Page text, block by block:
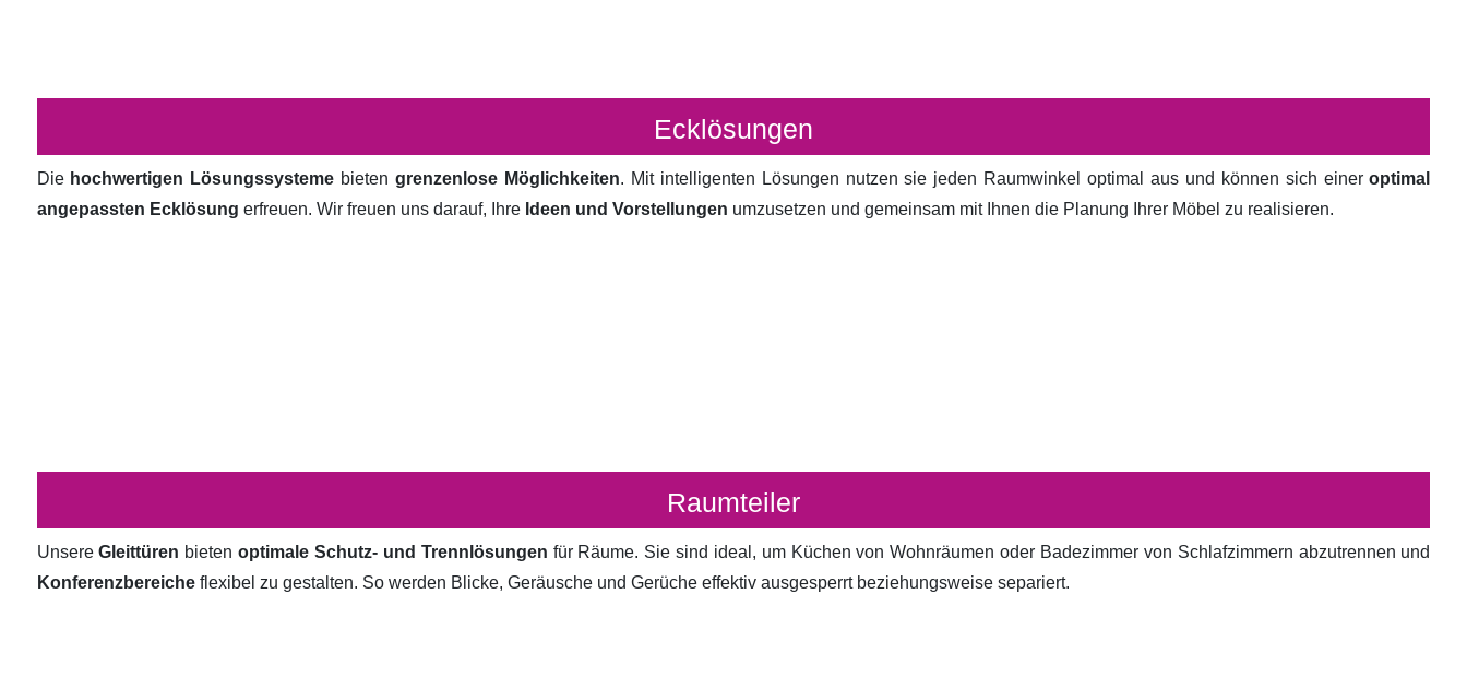
Ecklösungen
Die hochwertigen Lösungssysteme bietengrenzenlose Möglichkeiten. Mit intelligenten Lösungen nutzen sie jeden Raumwinkel optimal aus und können sich eineroptimal
angepassten Ecklösung erfreuen. Wir freuen uns darauf, Ihre Ideen und Vorstellungen umzusetzen und gemeinsam mit Ihnen die Planung Ihrer Möbel zu realisieren.
Raumteiler
UnsereGleittüren bietenoptimale Schutz- und Trennlösungen für Räume. Sie sind ideal, um Küchen von Wohnräumen oder Badezimmer von Schlafzimmern abzutrennen und
Konferenzbereiche flexibel zu gestalten. So werden Blicke, Geräusche und Gerüche effektiv ausgesperrt beziehungsweise separiert.